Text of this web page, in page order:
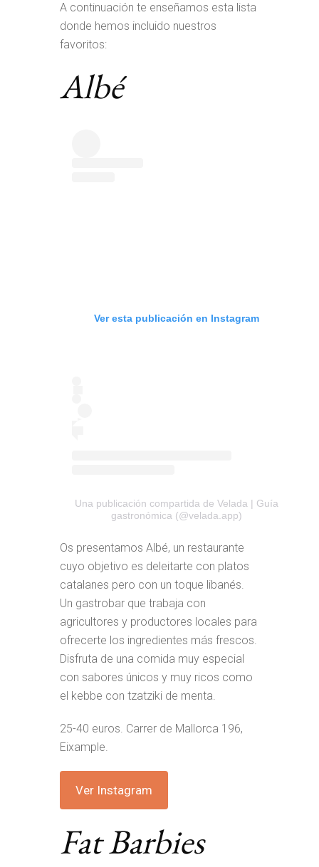
A continuación te enseñamos esta lista
donde hemos incluido nuestros
favoritos:
Albé
Ver esta publicación en Instagram
Una publicación compartida de Velada | Guía
gastronómica (@velada.app)
Os presentamos Albé, un restaurante
cuyo objetivo es deleitarte con platos
catalanes pero con un toque libanés.
Un gastrobar que trabaja con
agricultores y productores locales para
ofrecerte los ingredientes más frescos.
Disfruta de una comida muy especial
con sabores únicos y muy ricos como
el kebbe con tzatziki de menta.
25-40 euros. Carrer de Mallorca 196,
Eixample.
Ver Instagram
Fat Barbies